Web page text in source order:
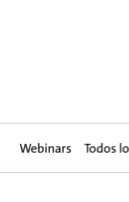
Webinars Todos